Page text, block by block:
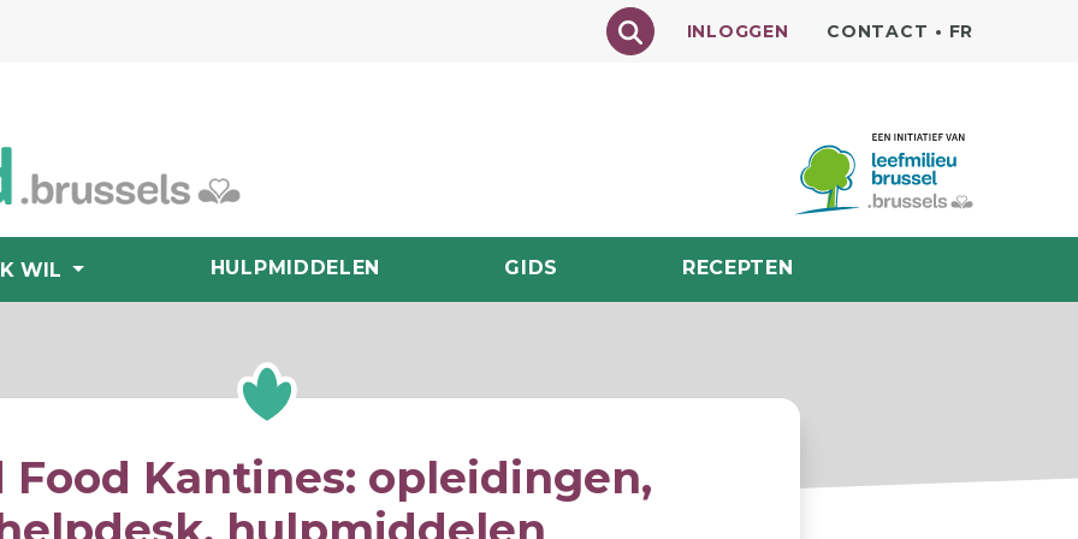
Texte à rechercher
INLOGGEN CONTACT • FR
IK WIL HULPMIDDELEN GIDS RECEPTEN
Food Kantines: opleidingen,